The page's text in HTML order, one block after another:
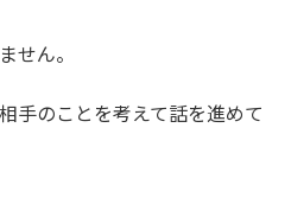
せん。
手のことを考えて話を進めて